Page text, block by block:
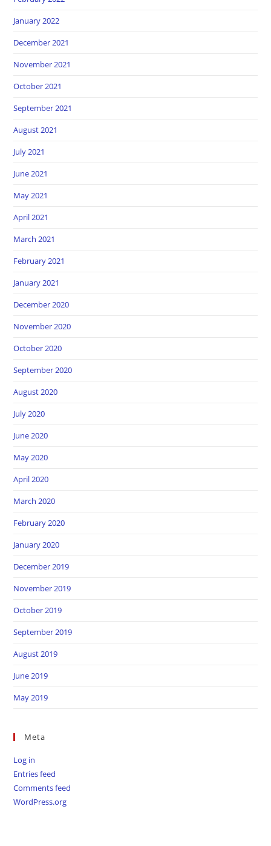
January 2022
December 2021
November 2021
October 2021
September 2021
August 2021
July 2021
June 2021
May 2021
April 2021
March 2021
February 2021
January 2021
December 2020
November 2020
October 2020
September 2020
August 2020
July 2020
June 2020
May 2020
April 2020
March 2020
February 2020
January 2020
December 2019
November 2019
October 2019
September 2019
August 2019
June 2019
May 2019
Meta
Log in
Entries feed
Comments feed
WordPress.org